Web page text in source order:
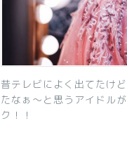
昔テレビによく出てたけ
たなぁ～と思うアイドル
ク！！